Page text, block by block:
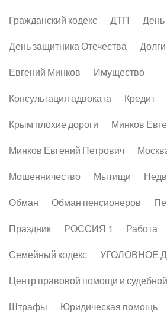
Гражданский кодекс ДТП День
День защитника Отечества Долги
Евгений Минков Имущество
Консультация адвоката Кредит
Крым плохие дороги Минков
Минков Евгений Петрович
Мошенничество Мытищи
Обман Обман пенсионеров
Праздник РОССИЯ 1 Работа
Семейный кодекс УГОЛОВНОЕ
Центр правовой помощи и
Штрафы Юридическая помощь